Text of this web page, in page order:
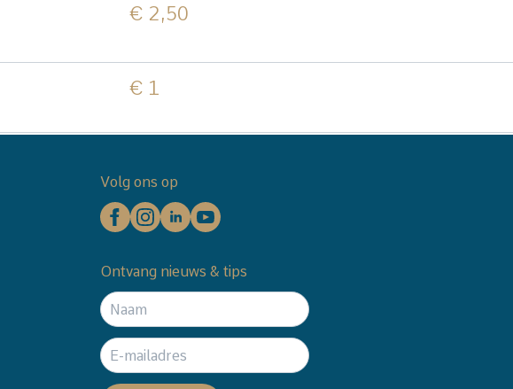
€ 2,50
€ 1
Volg ons op
Ontvang nieuws & tips